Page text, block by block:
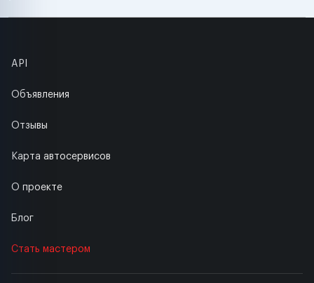
API
Объявления
Отзывы
Карта автосервисов
О проекте
Блог
Стать мастером